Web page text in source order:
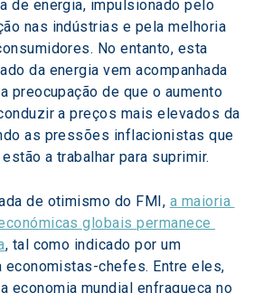
de energia, impulsionado pelo
nas indústrias e pela melhoria
No entanto, esta
da energia vem acompanhada
preocupação de que o aumento
a preços mais elevados da
as pressões inflacionistas que
a trabalhar para suprimir.
de otimismo do FMI, a maioria
globais permanece
, tal como indicado por um
economistas-chefes. Entre eles,
economia mundial enfraqueça no